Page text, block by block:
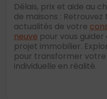
Délais, prix et aide au
de maisons :
actualités de votre
neuve pour vous
projet immobilier.
pour transformer votre
individuelle en réalité.